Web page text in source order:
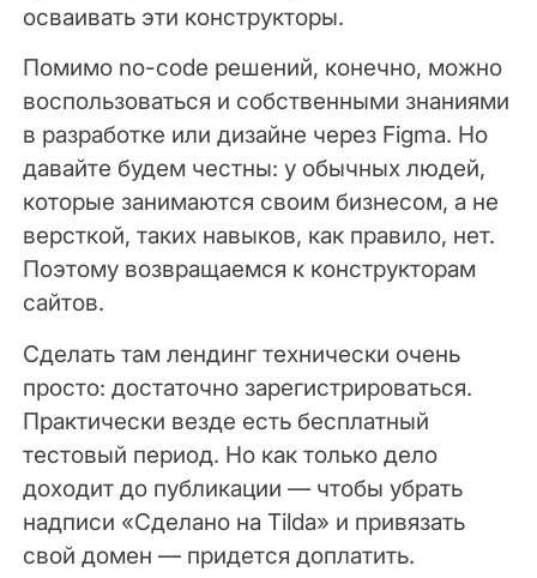
осваивать эти конструкторы.
Помимо no-code решений, конечно, можно
воспользоваться и собственными знаниями
в разработке или дизайне через Figma. Но
давайте будем честны: у обычных людей,
которые занимаются своим бизнесом, а не
версткой, таких навыков, как правило, нет.
Поэтому возвращаемся к конструкторам
сайтов.
Сделать там лендинг технически очень
просто: достаточно зарегистрироваться.
Практически везде есть бесплатный
тестовый период. Но как только дело
доходит до публикации — чтобы убрать
надписи «Сделано на Tilda» и привязать
свой домен — придется доплатить.